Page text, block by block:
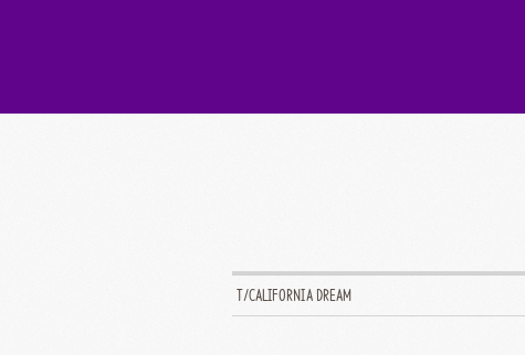
T/CALIFORNIA DREAM